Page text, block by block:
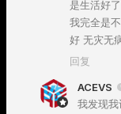
是生活好
我完全是
好 无灾无
回复
ACEVS
我发现